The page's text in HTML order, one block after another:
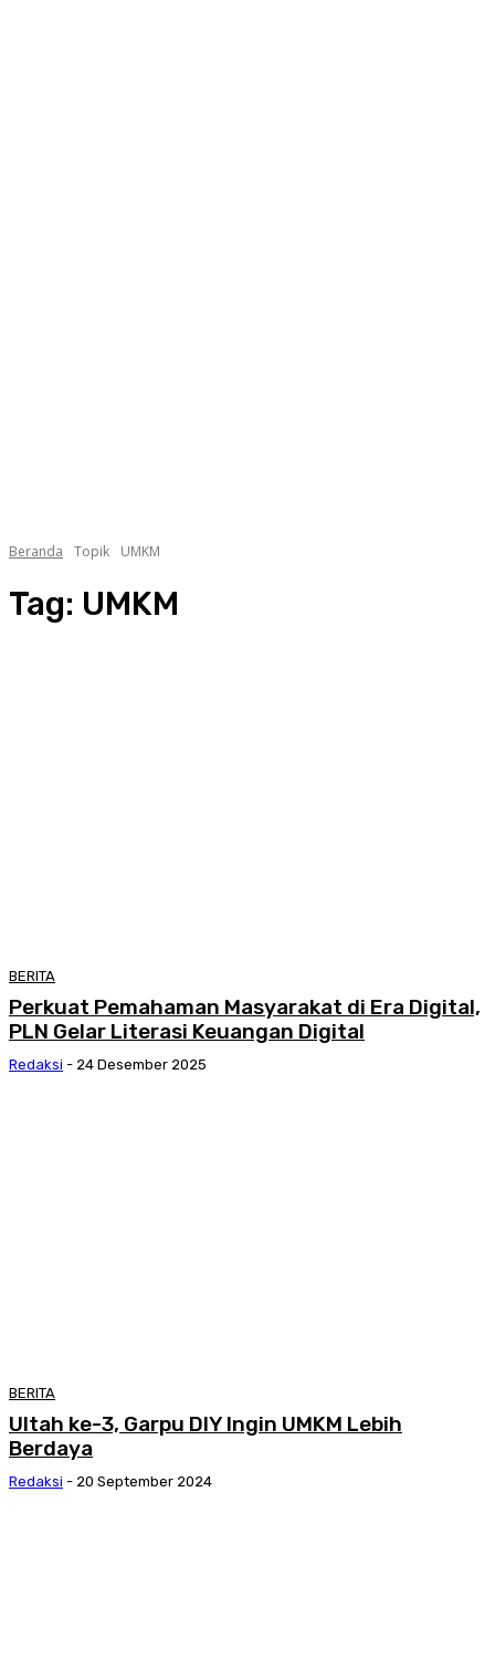
Beranda Topik UMKM
Tag: UMKM
BERITA
Perkuat Pemahaman Masyarakat di Era Digital,
PLN Gelar Literasi Keuangan Digital
Redaksi - 24 Desember 2025
BERITA
Ultah ke-3, Garpu DIY Ingin UMKM Lebih
Berdaya
Redaksi - 20 September 2024